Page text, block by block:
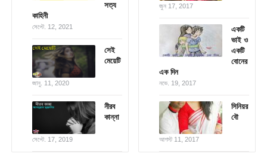
সত্য
কাহিনী
সেপ্টে. 12, 2021
সেই
মেয়েটি
জানু. 11, 2020
নীরব
কান্না
সেপ্টে. 17, 2019
জুন 17, 2017
একটি
ভাই ও
একটি
বোনের
এক দিন
নভে. 19, 2017
সিনিয়র
বৌ
আগস্ট 11, 2017